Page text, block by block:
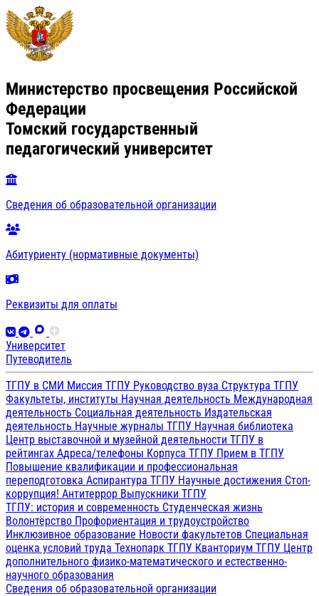
Министерство просвещения Российской
Федерации
Томский государственный
педагогический университет
Сведения об образовательной организации
Абитуриенту (нормативные документы)
Реквизиты для оплаты
Университет
Путеводитель
ТГПУ в СМИ Миссия ТГПУ Руководство вуза Структура ТГПУ
Факультеты, институты Научная деятельность Международная
деятельность Социальная деятельность Издательская
деятельность Научные журналы ТГПУ Научная библиотека
Центр выставочной и музейной деятельности ТГПУ в
рейтингах Адреса/телефоны Корпуса ТГПУ Прием в ТГПУ
Повышение квалификации и профессиональная
переподготовка Аспирантура ТГПУ Научные достижения Стоп-
коррупция! Антитеррор Выпускники ТГПУ
ТГПУ: история и современность Студенческая жизнь
Волонтёрство Профориентация и трудоустройство
Инклюзивное образование Новости факультетов Специальная
оценка условий труда Технопарк ТГПУ Кванториум ТГПУ Центр
дополнительного физико-математического и естественно-
научного образования
Сведения об образовательной организации